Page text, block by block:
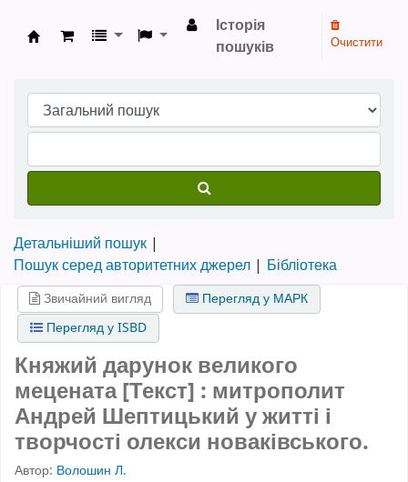
Бібліотека НТШ › Електронний каталог
Історія
пошуків
Очистити
Детальніший пошук
Пошук серед авторитетних джерел
Бібліотека
Звичайний вигляд
Перегляд у МАРК
Перегляд у ISBD
Княжий дарунок великого
мецената [Текст] : митрополит
Андрей Шептицький у житті і
творчості олекси новаківського.
Автор: Волошин Л.